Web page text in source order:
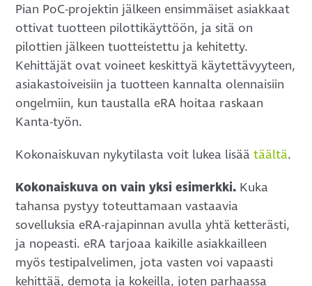
Pian PoC-projektin jälkeen ensimmäiset asiakkaat
ottivat tuotteen pilottikäyttöön, ja sitä on
pilottien jälkeen tuotteistettu ja kehitetty.
Kehittäjät ovat voineet keskittyä käytettävyyteen,
asiakastoiveisiin ja tuotteen kannalta olennaisiin
ongelmiin, kun taustalla eRA hoitaa raskaan
Kanta-työn.
Kokonaiskuvan nykytilasta voit lukea lisäätäältä.
Kokonaiskuva on vain yksi esimerkki. Kuka
tahansa pystyy toteuttamaan vastaavia
sovelluksia eRA-rajapinnan avulla yhtä ketterästi,
ja nopeasti. eRA tarjoaa kaikille asiakkailleen
myös testipalvelimen, jota vasten voi vapaasti
kehittää, demota ja kokeilla, joten parhaassa